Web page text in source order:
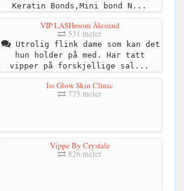
Keratin Bonds,Mini bond N...
VIP LASHroom Ålesund
531 meter
Utrolig flink dame som kan det
hun holder på med. Har tatt
vipper på forskjellige sal...
Iss Glow Skin Clinic
775 meter
Vippe By Crystale
826 meter